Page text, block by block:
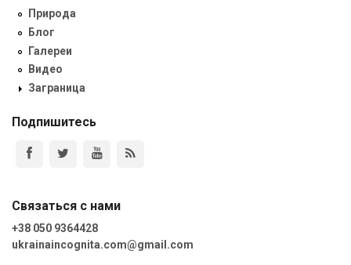
Природа
Блог
Галереи
Видео
Заграница
Подпишитесь
Связаться с нами
+38 050 9364428
ukrainaincognita.com@gmail.com